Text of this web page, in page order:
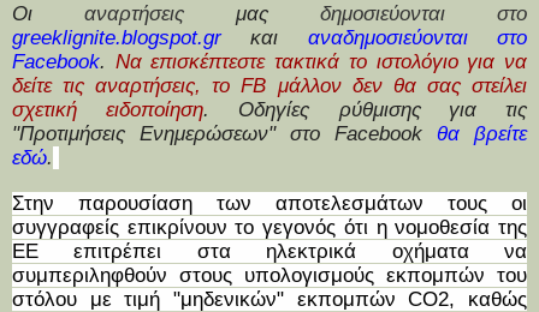
Οι αναρτήσεις μας δημοσιεύονται στο
greeklignite.blogspot.grκαι αναδημοσιεύονται στο
Facebook. Να επισκέπτεστε τακτικά το ιστολόγιο για να
δείτε τις αναρτήσεις, τοFB μάλλον δεν θα σας στείλει
σχετική ειδοποίηση. Οδηγίες ρύθμισης
για τις
"Προτιμήσεις Ενημερώσεων" στο Facebook θα βρείτε
εδώ.
Στην παρουσίαση των αποτελεσμάτων τους οι
συγγραφείς επικρίνουν το γεγονός ότι η νομοθεσία της
ΕΕ επιτρέπει στα ηλεκτρικά οχήματα να
συμπεριληφθούν στους υπολογισμούς εκπομπών του
στόλου με τιμή "μηδενικών" εκπομπών CO2, καθώς